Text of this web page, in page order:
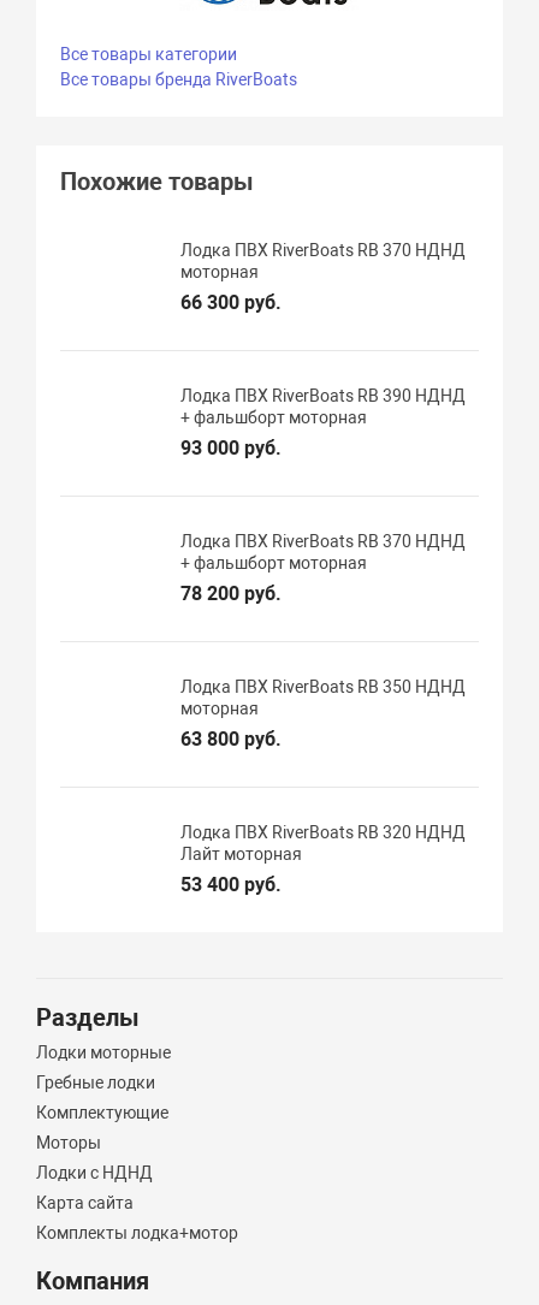
Все товары категории
Все товары бренда RiverBoats
Похожие товары
Лодка ПВХ RiverBoats RB 370 НДНД
моторная
66 300 руб.
Лодка ПВХ RiverBoats RB 390 НДНД
+ фальшборт моторная
93 000 руб.
Лодка ПВХ RiverBoats RB 370 НДНД
+ фальшборт моторная
78 200 руб.
Лодка ПВХ RiverBoats RB 350 НДНД
моторная
63 800 руб.
Лодка ПВХ RiverBoats RB 320 НДНД
Лайт моторная
53 400 руб.
Разделы
Лодки моторные
Гребные лодки
Комплектующие
Моторы
Лодки с НДНД
Карта сайта
Комплекты лодка+мотор
Компания